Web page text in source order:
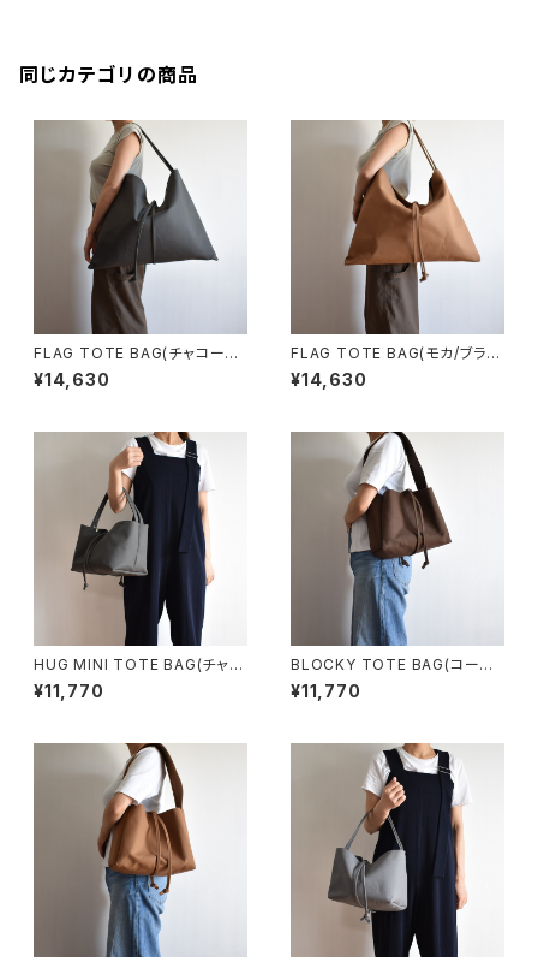
同じカテゴリの商品
FLAG TOTE BAG(チャコール/
グレー)
¥14,630
FLAG TOTE BAG(モカ/ブラウ
ン)
¥14,630
HUG MINI TOTE BAG(チャコ
ール/グレー)
¥11,770
BLOCKY TOTE BAG(コーヒ
ー/ブラウン)
¥11,770